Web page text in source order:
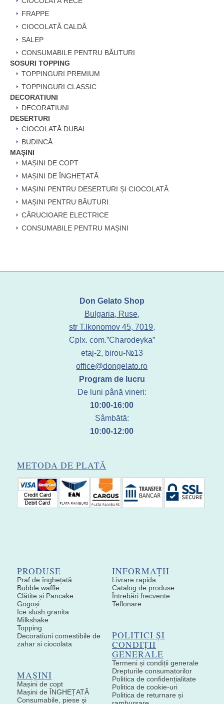
FRAPPE
CIOCOLATĂ CALDĂ
SALEP
CONSUMABILE PENTRU BĂUTURI
SOSURI TOPPING
TOPPINGURI PREMIUM
TOPPINGURI CLASSIC
DECORATIUNI
DECORATIUNI
DESERTURI
CIOCOLATĂ DUBAI
BUDINCĂ
MAȘINI
MAȘINI DE COPT
MAȘINI DE ÎNGHEȚATĂ
MAȘINI PENTRU DESERTURI ȘI CIOCOLATĂ
MAȘINI PENTRU BĂUTURI
CĂRUCIOARE ELECTRICE
CONSUMABILE PENTRU MAȘINI
Don Gelato Shop
Bulgaria, Ruse,
str T.Ikonomov 45, 7019,
Cplx. com.”Charodeyka”
etaj-2, birou-№13
office@dongelato.ro
Program de lucru
De luni până vineri:
10:00-16:00
Sâmbătă:
10:00-12:00
METODA DE PLATĂ
PRODUSE
Praf de înghețată
Bubble waffle
Clătite și Pancake
Gogoși
Ice slush granita
Milkshake
Topping
Decoratiuni comestibile de
zahar si ciocolata
MAȘINI
Mașini de copt
Mașini de ÎNGHEȚATĂ
Consumabile, piese și
INFORMAȚII
Livrare rapida
Catalog de produse
Întrebări frecvente
Teflonare
POLITICI ȘI
CONDIȚII
GENERALE
Termeni și condiții generale
Drepturile consumatorilor
Politica de confidențialitate
Politica de cookie-uri
Politica de returnare și